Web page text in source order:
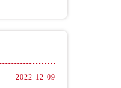
2022-12-09